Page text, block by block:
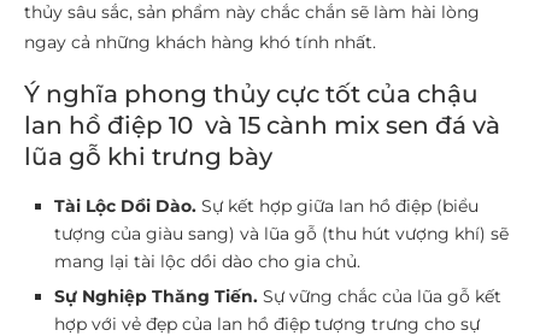
thủy sâu sắc, sản phẩm này chắc chắn sẽ làm hài lòng
ngay cả những khách hàng khó tính nhất.
Ý nghĩa phong thủy cực tốt của chậu
lan hồ điệp 10 và 15 cành mix sen đá và
lũa gỗ khi trưng bày
Tài Lộc Dồi Dào. Sự kết hợp giữa lan hồ điệp (biểu
tượng của giàu sang) và lũa gỗ (thu hút vượng khí) sẽ
mang lại tài lộc dồi dào cho gia chủ.
Sự Nghiệp Thăng Tiến. Sự vững chắc của lũa gỗ kết
hợp với vẻ đẹp của lan hồ điệp tượng trưng cho sự